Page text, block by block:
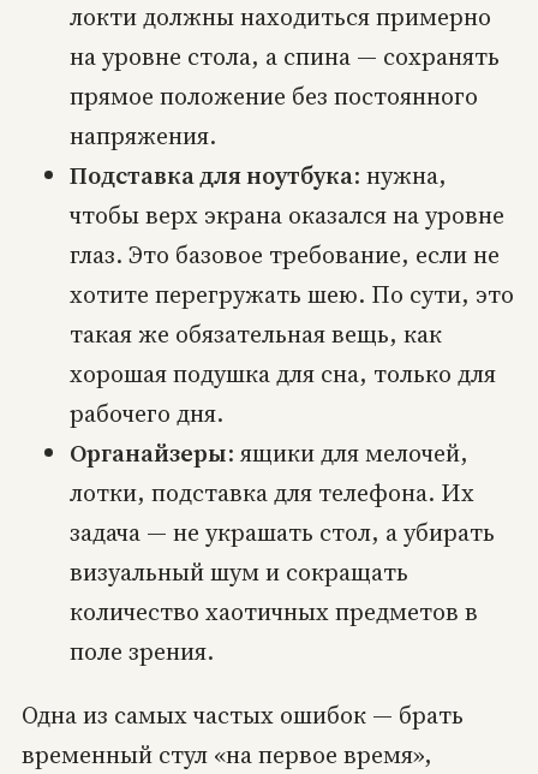
локти должны находиться примерно
на уровне стола, а спина — сохранять
прямое положение без постоянного
напряжения.
Подставка для ноутбука: нужна,
чтобы верх экрана оказался на уровне
глаз. Это базовое требование, если не
хотите перегружать шею. По сути, это
такая же обязательная вещь, как
хорошая подушка для сна, только для
рабочего дня.
Органайзеры: ящики для мелочей,
лотки, подставка для телефона. Их
задача — не украшать стол, а убирать
визуальный шум и сокращать
количество хаотичных предметов в
поле зрения.
Одна из самых частых ошибок — брать
временный стул «на первое время»,